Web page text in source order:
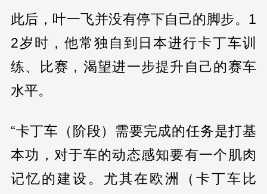
此后，叶一飞并没有停下自己的脚步。1
2岁时，他常独自到日本进行卡丁车训
练、比赛，渴望进一步提升自己的赛车
水平。
“卡丁车（阶段）需要完成的任务是打基
本功，对于车的动态感知要有一个肌肉
记忆的建设。尤其在欧洲（卡丁车比